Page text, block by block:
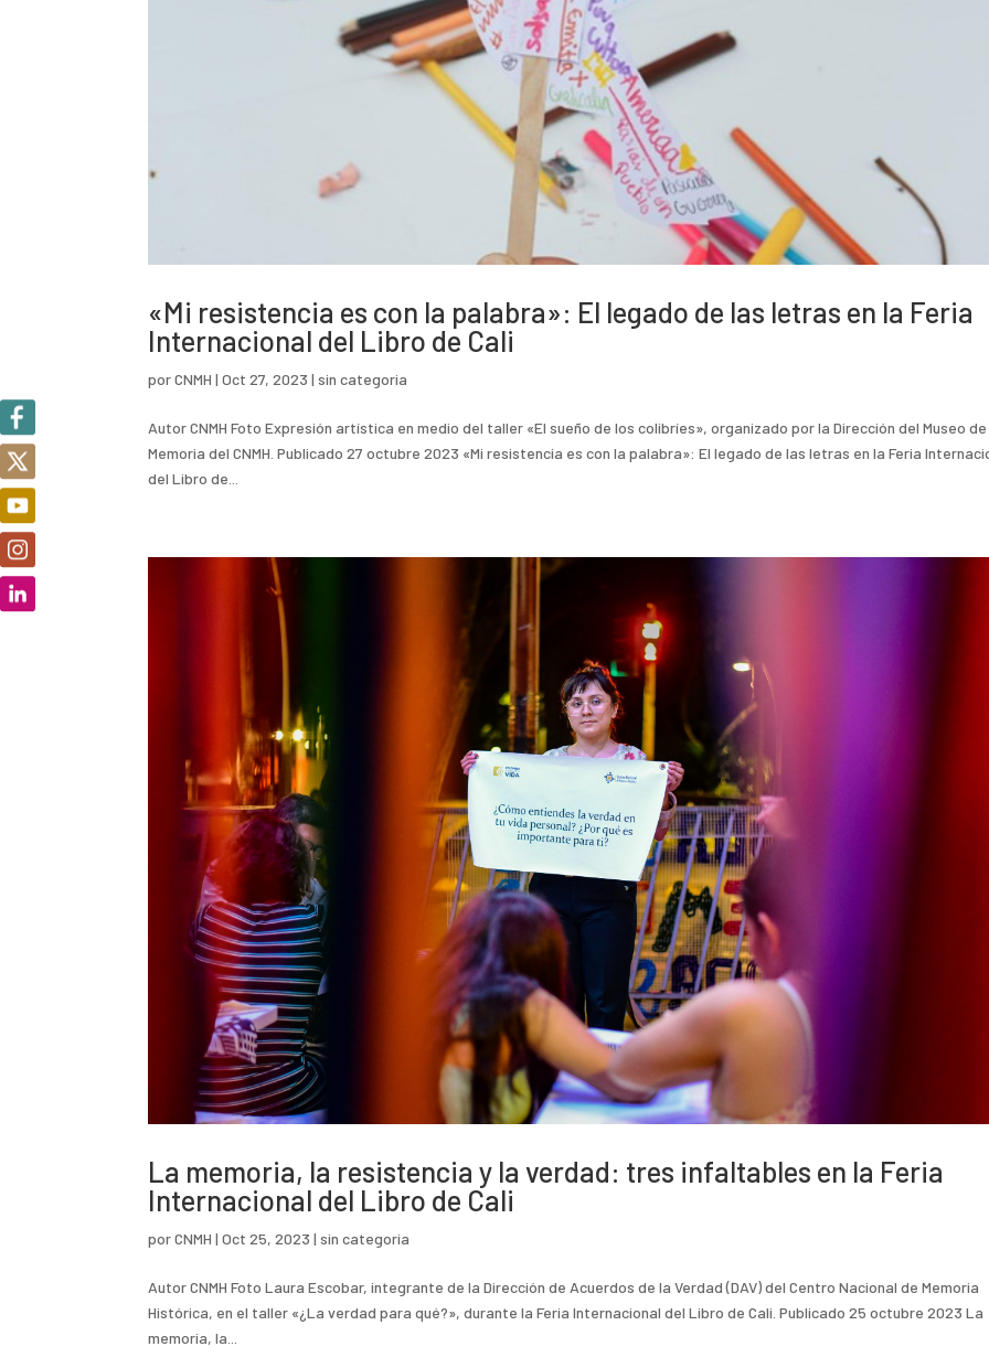
«Mi resistencia es con la palabra»: El legado de las letras en la Feria
Internacional del Libro de Cali
porCNMH |Oct 27, 2023 |sin categoria
Autor CNMH Foto Expresión artística en medio del taller «El sueño de los colibríes», organizado por la Dirección del Museo de
Memoria del CNMH. Publicado 27 octubre 2023 «Mi resistencia es con la palabra»: El legado de las letras en la Feria
del Libro de...
La memoria, la resistencia y la verdad: tres infaltables en la Feria
Internacional del Libro de Cali
porCNMH |Oct 25, 2023 |sin categoria
Autor CNMH Foto Laura Escobar, integrante de la Dirección de Acuerdos de la Verdad (DAV) del Centro Nacional de Memoria
Histórica, en el taller «¿La verdad para qué?», durante la Feria Internacional del Libro de Cali. Publicado 25 octubre 2023 La
memoria, la...